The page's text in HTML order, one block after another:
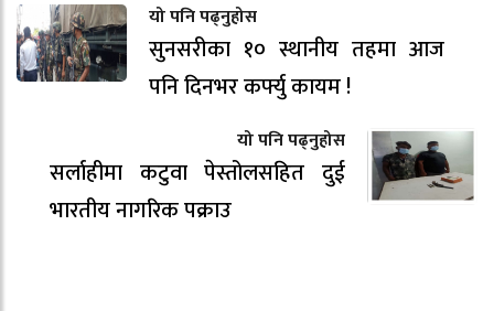
यो पनि पढ्नुहोस
सुनसरीका १० स्थानीय तहमा आज
पनि दिनभर कर्फ्यु कायम !
यो पनि पढ्नुहोस
सर्लाहीमा कटुवा पेस्तोलसहित दुई
भारतीय नागरिक पक्राउ